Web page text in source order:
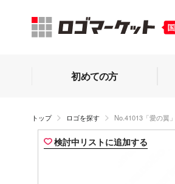
初めての方
トップ ロゴを探す No.41013「愛の翼」
検討中リストに追加する